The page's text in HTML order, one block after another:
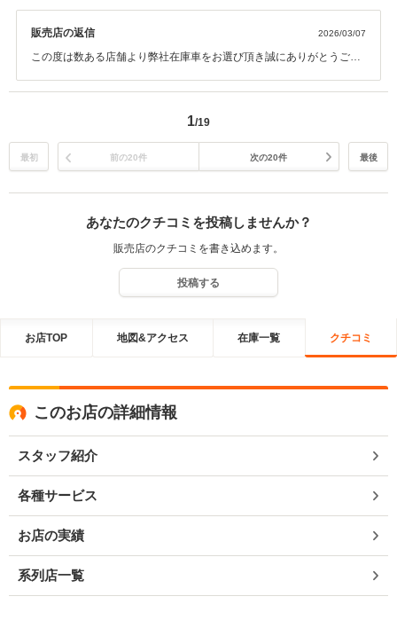
販売店の返信 2026/03/07
この度は数ある店舗より弊社在庫車をお選び頂き誠にありがとうござ
いカーライフを安全にお送り頂けるように、最大限サポートをさせて
1/19
最初 前の20件 次の20件 最後
あなたのクチコミを投稿しませんか？
販売店のクチコミを書き込めます。
投稿する
お店TOP 地図&アクセス 在庫一覧 クチコミ
このお店の詳細情報
スタッフ紹介
各種サービス
お店の実績
系列店一覧